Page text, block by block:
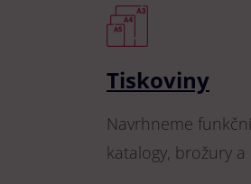
Tiskoviny
Navrhneme
katalogy, brožury